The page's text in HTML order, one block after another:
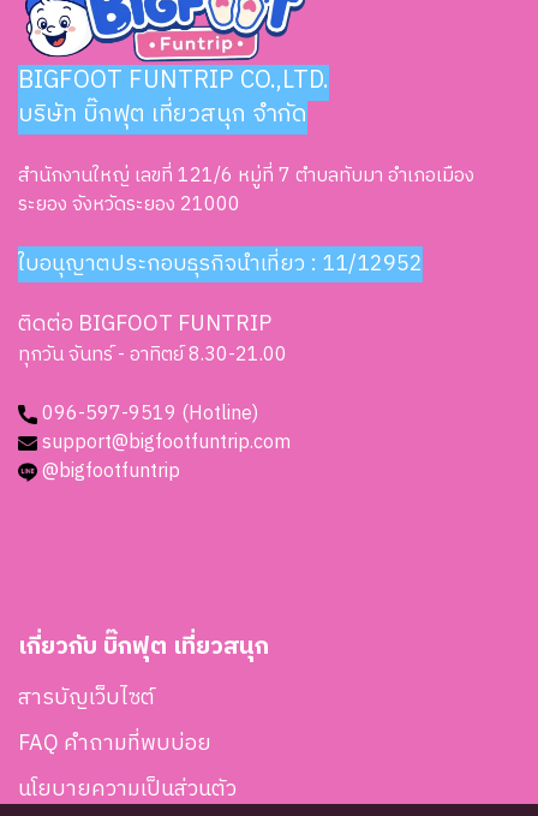
BIGFOOT FUNTRIP CO.,LTD.
บริษัท บิ๊กฟุต เที่ยวสนุก จำกัด
สำนักงานใหญ่ เลขที่ 121/6 หมู่ที่ 7 ตำบลทับมา อำเภอเมือง
ระยอง จังหวัดระยอง 21000
ใบอนุญาตประกอบธุรกิจนำเที่ยว : 11/12952
ติดต่อ BIGFOOT FUNTRIP
ทุกวัน จันทร์ - อาทิตย์ 8.30-21.00
096-597-9519 (Hotline)
support@bigfootfuntrip.com
@bigfootfuntrip
เกี่ยวกับ บิ๊กฟุต เที่ยวสนุก
สารบัญเว็บไซต์
FAQ คำถามที่พบบ่อย
นโยบายความเป็นส่วนตัว